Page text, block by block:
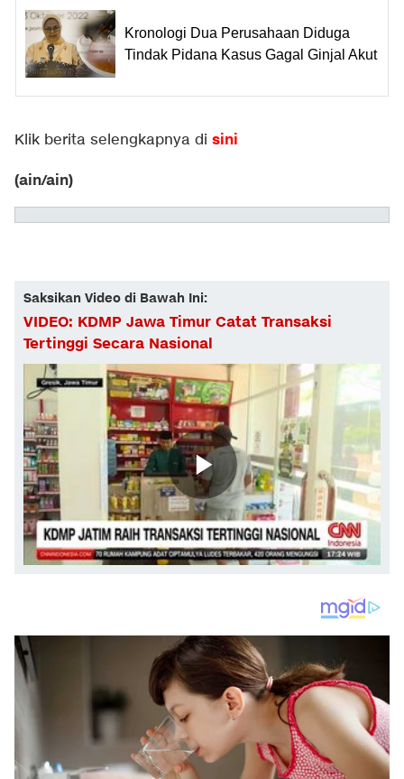
Kronologi Dua Perusahaan Diduga
Tindak Pidana Kasus Gagal Ginjal Akut
Klik berita selengkapnya di sini
(ain/ain)
Saksikan Video di Bawah Ini:
VIDEO: KDMP Jawa Timur Catat Transaksi
Tertinggi Secara Nasional